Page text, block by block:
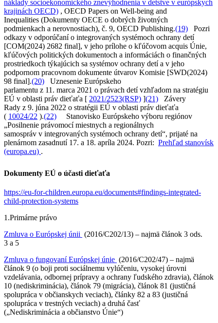
náklady socioekonomického znevýhodnenia v detstve v európskych
krajinách OECD) , OECD Papers on Well-being and
Inequalities (Dokumenty OECE o dobrých životných
podmienkach a nerovnostiach), č. 9, OECD Publishing.(19)
Pozri
odkazy v odporúčaní o integrovaných systémoch ochrany detí
[COM(2024) 2682 final], v jeho prílohe o kľúčovom acquis Únie,
kľúčových politických dokumentoch a informáciách o finančných
prostriedkoch týkajúcich sa systémov ochrany detí a v jeho
podpornom pracovnom dokumente útvarov Komisie [SWD(2024)
98 final].(20)
Uznesenie Európskeho
parlamentu z 11. marca 2021 o právach detí vzhľadom na stratégiu
EÚ v oblasti práv dieťaťa [ 2021/2523(RSP) ](21)
Závery
Rady z 9. júna 2022 o stratégii EÚ v oblasti práv dieťaťa
( 10024/22 ).(22)
Stanovisko Európskeho výboru regiónov
„Posilnenie právomocí miestnych a regionálnych
samospráv v integrovaných systémoch ochrany detí“, prijaté na
plenárnom zasadnutí 17. a 18. apríla 2024. Pozri: Prehľad stanovísk
(europa.eu) .
Dokumenty EÚ o účasti dieťaťa
https://eu-for-children.europa.eu/documents#findings-integrated-
child-protection-systems
1.Primárne právo
Zmluva o Európskej únii (2016/C202/13) – najmä článok 3 ods.
3 a 5
Zmluva o fungovaní Európskej únie (2016/C202/47) – najmä
článok 9 (o boji proti sociálnemu vylúčeniu, vysokej úrovni
vzdelávania, odbornej prípravy a ochrany ľudského zdravia), článok
10 (nediskriminácia), článok 79 (migrácia), článok 81 (justičná
spolupráca v občianskych veciach), články 82 a 83 (justičná
spolupráca v trestných veciach) a druhá časť
(„Nediskriminácia a občianstvo Únie“)